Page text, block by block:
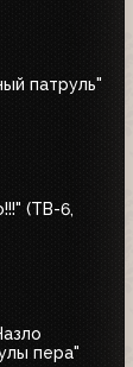
патруль"
(ТВ-6,
пера"